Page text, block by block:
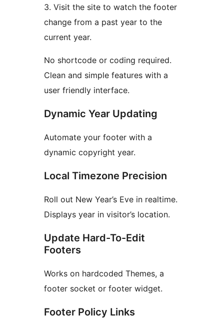
3. Visit the site to watch the footer
change from a past year to the
current year.
No shortcode or coding required.
Clean and simple features with a
user friendly interface.
Dynamic Year Updating
Automate your footer with a
dynamic copyright year.
Local Timezone Precision
Roll out New Year’s Eve in realtime.
Displays year in visitor’s location.
Update Hard-To-Edit
Footers
Works on hardcoded Themes, a
footer socket or footer widget.
Footer Policy Links